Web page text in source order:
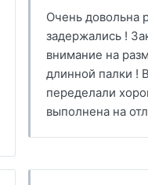
Очень довольна
задержались !
внимание на
длинной палки !
переделали
выполнена на